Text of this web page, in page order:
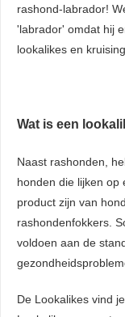
rashond-labrador!
'labrador' omdat hij
lookalikes en
Wat is een
Naast rashonden,
honden die lijken op
product zijn van
rashondenfokkers.
voldoen aan de
De Lookalikes vind